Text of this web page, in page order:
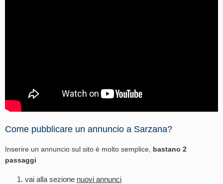
Come pubblicare un annuncio a Sarzana?
Inserire un annuncio sul sito è molto semplice, bastano 2
passaggi
vai alla sezione nuovi annunci